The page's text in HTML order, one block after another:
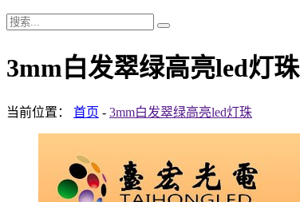
3mm白发翠绿高亮led灯珠
当前位置： 首页 - 3mm白发翠绿高亮led灯珠